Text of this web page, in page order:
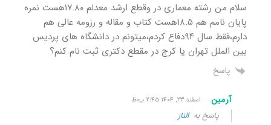
سلام من رشته معماری در وقطع ارشد معدلم ۱۷.۸۰هست نمره
پایان نامم هم ۱۸.۵هست کتاب و مقاله و رزومه عالی هم
دارم،فقط سال ۹۴دفاع کردم،میتونم در دانشگاه های پردیس
بین الملل تهران یا کرج در مقطع دکتری ثبت نام کنم؟
پاسخ
آرمین اسفند ۲۳, ۱۴۰۴ ۲:۴۵ ب٫ظ
پاسخ بهالناز